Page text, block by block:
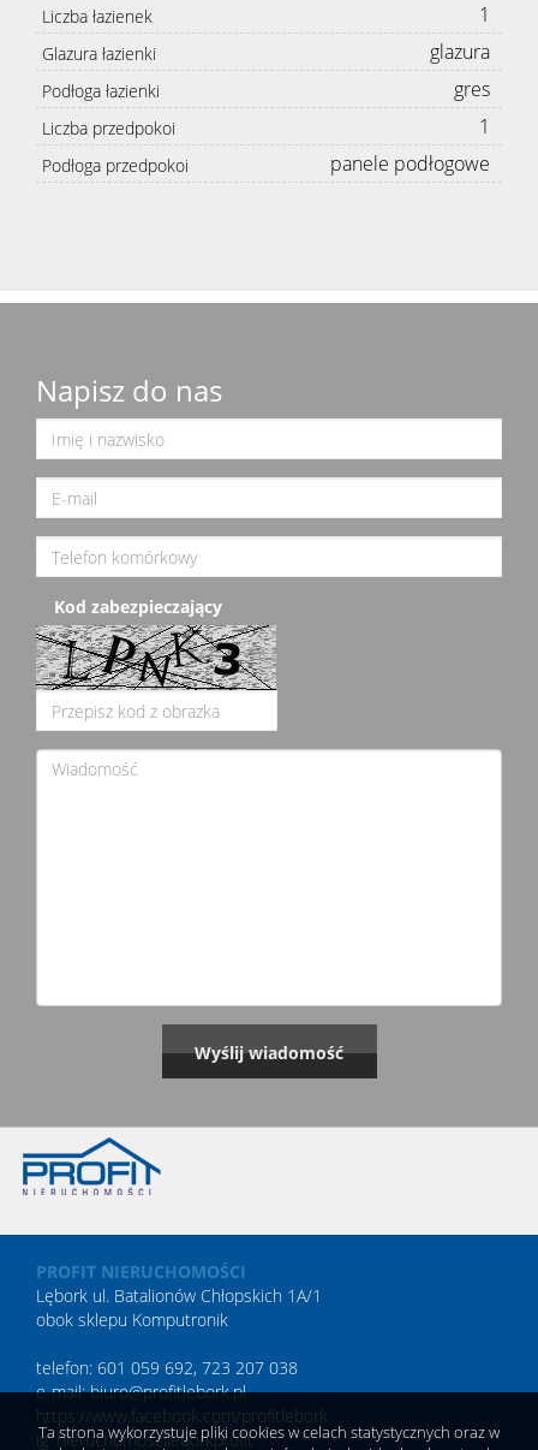
Liczba łazienek 1
Glazura łazienki glazura
Podłoga łazienki gres
Liczba przedpokoi 1
Podłoga przedpokoi panele podłogowe
Napisz do nas
Kod zabezpieczający
PROFIT NIERUCHOMOŚCI
Lębork ul. Batalionów Chłopskich 1A/1
obok sklepu Komputronik
telefon: 601 059 692, 723 207 038
e-mail: biuro@profitlebork.pl
https://www.facebook.com/profitlebork
ig:nieruchomoscileborkprofit
Ta strona wykorzystuje pliki cookies w celach statystycznych oraz w